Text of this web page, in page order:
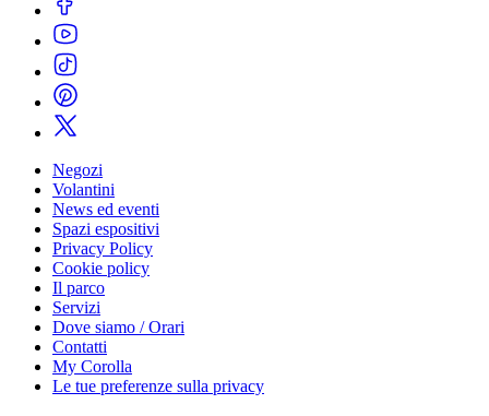
Negozi
Volantini
News ed eventi
Spazi espositivi
Privacy Policy
Cookie policy
Il parco
Servizi
Dove siamo / Orari
Contatti
My Corolla
Le tue preferenze sulla privacy